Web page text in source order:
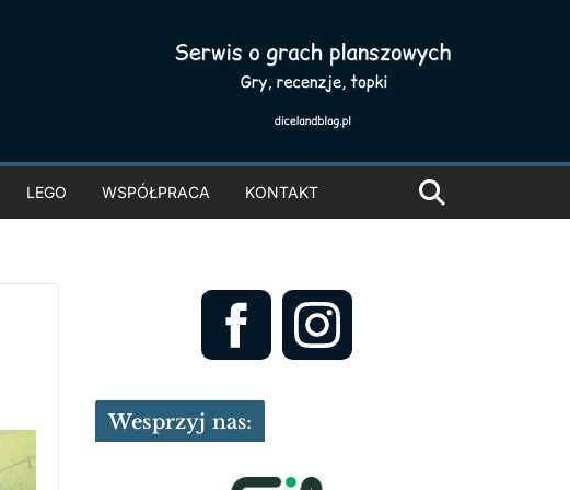
LEGO WSPÓŁPRACA KONTAKT
Wesprzyj nas: